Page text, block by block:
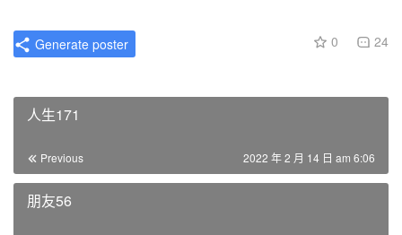
c
e
0 24
Generate poster
人生171
Previous 2022 年 2 月 14 日 am 6:06
朋友56